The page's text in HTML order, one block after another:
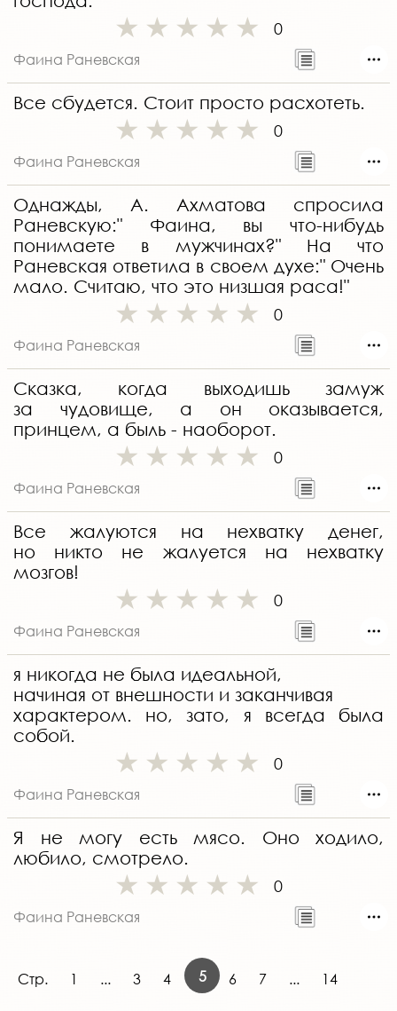
0
Фаина Раневская
Все сбудется. Стоит просто расхотеть.
0
Фаина Раневская
Однажды, А. Ахматова спросила
Раневскую:" Фаина, вы что-нибудь
понимаете в мужчинах?" На что
Раневская ответила в своем духе:" Очень
мало. Считаю, что это низшая раса!"
0
Фаина Раневская
Сказка, когда выходишь замуж
за чудовище, а он оказывается,
принцем, а быль - наоборот.
0
Фаина Раневская
Все жалуются на нехватку денег,
но никто не жалуется на нехватку
мозгов!
0
Фаина Раневская
я никогда не была идеальной,
начиная от внешности и заканчивая
характером. но, зато, я всегда была
собой.
0
Фаина Раневская
Я не могу есть мясо. Оно ходило,
любило, смотрело.
0
Фаина Раневская
Стр. 1 ... 3 4 5 6 7 ... 14